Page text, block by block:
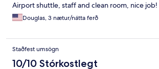
Airport shuttle, staff and clean room, nice job!
Douglas, 3 nætur/nátta ferð
Staðfest umsögn
10/10 Stórkostlegt